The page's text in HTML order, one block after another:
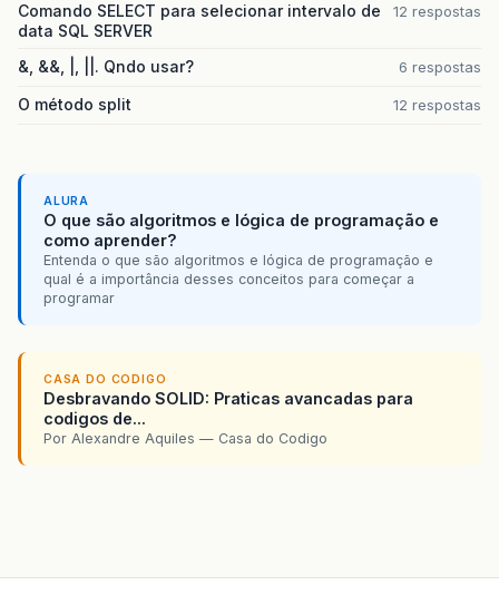
Comando SELECT para selecionar intervalo de
data SQL SERVER
12 respostas
&, &&, |, ||. Qndo usar? 6 respostas
O método split 12 respostas
ALURA
O que são algoritmos e lógica de programação e
como aprender?
Entenda o que são algoritmos e lógica de programação e
qual é a importância desses conceitos para começar a
programar
CASA DO CODIGO
Desbravando SOLID: Praticas avancadas para
codigos de...
Por Alexandre Aquiles — Casa do Codigo